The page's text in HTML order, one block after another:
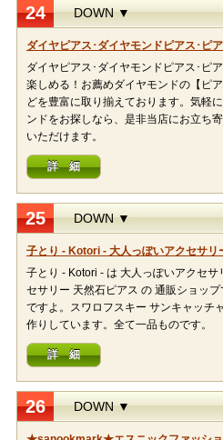
24 DOWN ▼
ダイヤピアス･ダイヤモンドピアス･ピ
ダイヤピアス･ダイヤモンドピアス･ピ
楽しめる！お薦めダイヤモンドの【ピ
どを豊富に取り揃えております。気軽
ンドをお探しなら、是非当店にお立ち
いただけます。
詳 細
25 DOWN ▼
子とり - Kotori - 大人っぽいアクセサリ
子とり - Kotori - は 大人っぽいアクセ
セサリー 天然石ピアス の 通販ショッ
ですよ。スワロフスキー サンキャッチ
作りしています。全て一品ものです。
詳 細
26 DOWN ▼